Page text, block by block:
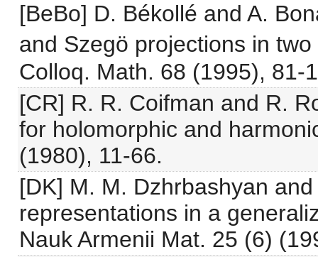
[BeBo] D. Békollé and A.
and Szegö projections in
Colloq. Math. 68 (1995), 81-
[CR] R. R. Coifman and R.
for holomorphic and
(1980), 11-66.
[DK] M. M. Dzhrbashyan
representations in a
Nauk Armenii Mat. 25 (6)